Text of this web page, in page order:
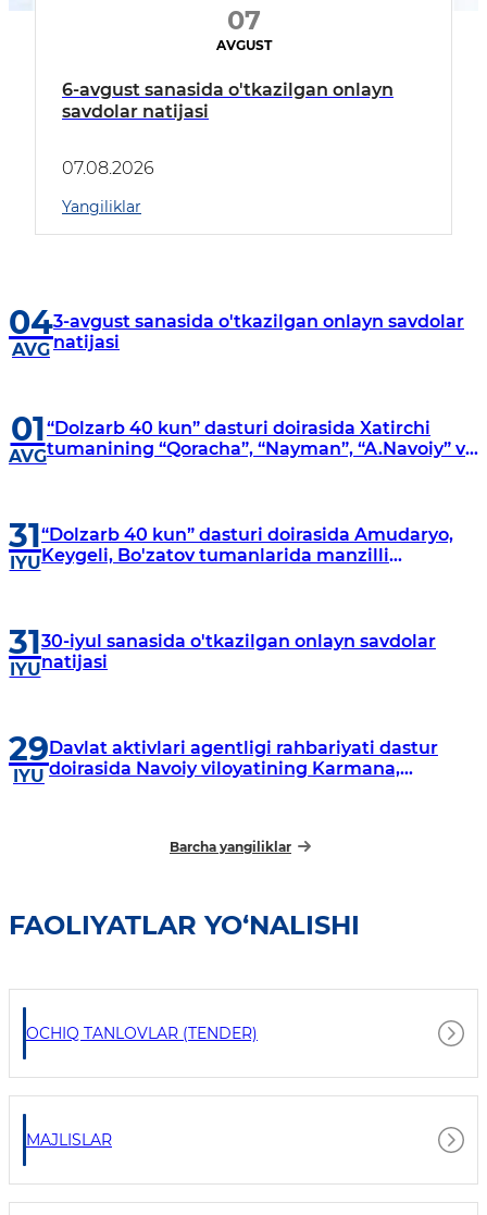
07
AVGUST
6-avgust sanasida o'tkazilgan onlayn
savdolar natijasi
07.08.2026
Yangiliklar
04
AVG
3-avgust sanasida o'tkazilgan onlayn savdolar
natijasi
01
AVG
“Dolzarb 40 kun” dasturi doirasida Xatirchi
tumanining “Qoracha”, “Nayman”, “A.Navoiy” va
31
IYU
“Dolzarb 40 kun” dasturi doirasida Amudaryo,
Keygeli, Bo'zatov tumanlarida manzilli
31
IYU
30-iyul sanasida o'tkazilgan onlayn savdolar
natijasi
29
IYU
Davlat aktivlari agentligi rahbariyati dastur
doirasida Navoiy viloyatining Karmana,
Barcha yangiliklar
FAOLIYATLAR YO‘NALISHI
OCHIQ TANLOVLAR (TENDER)
MAJLISLAR